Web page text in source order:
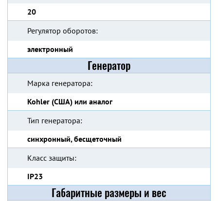
20
Регулятор оборотов:
электронный
Генератор
Марка генератора:
Kohler (США) или аналог
Тип генератора:
синхронный, бесщеточный
Класс защиты:
IP23
Габаритные размеры и вес